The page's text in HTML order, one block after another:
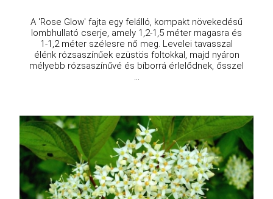
A 'Rose Glow' fajta egy felálló, kompakt növekedésű
lombhullató cserje, amely 1,2-1,5 méter magasra és
1-1,2 méter szélesre nő meg. Levelei tavasszal
élénk rózsaszínűek ezüstös foltokkal, majd nyáron
mélyebb rózsaszínűvé és bíborrá érlelődnek, ősszel
...